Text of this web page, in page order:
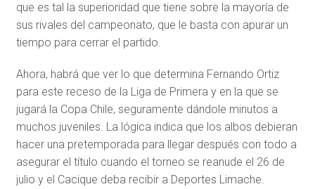
que es tal la superioridad que tiene sobre la mayoría de
sus rivales del campeonato, que le basta con apurar un
tiempo para cerrar el partido.
Ahora, habrá que ver lo que determina Fernando Ortiz
para este receso de la Liga de Primera y en la que se
jugará la Copa Chile, seguramente dándole minutos a
muchos juveniles. La lógica indica que los albos debieran
hacer una pretemporada para llegar después con todo a
asegurar el título cuando el torneo se reanude el 26 de
julio y el Cacique deba recibir a Deportes Limache.